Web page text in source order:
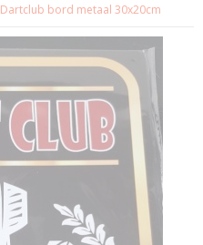
Dartclub bord metaal 30x20cm